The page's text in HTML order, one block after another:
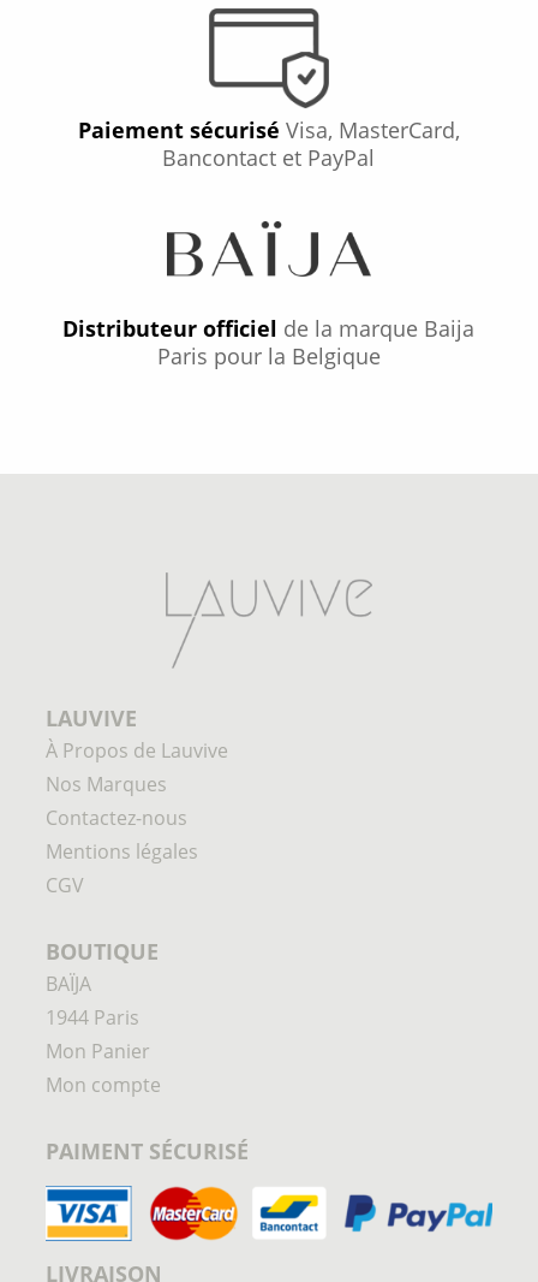
Paiement sécurisé Visa, MasterCard,
Bancontact et PayPal
Distributeur officiel de la marque Baija
Paris pour la Belgique
LAUVIVE
À Propos de Lauvive
Nos Marques
Contactez-nous
Mentions légales
CGV
BOUTIQUE
BAÏJA
1944 Paris
Mon Panier
Mon compte
PAIMENT SÉCURISÉ
LIVRAISON